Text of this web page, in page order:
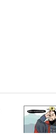
果美军踏